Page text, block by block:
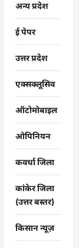
अन्य प्रदेश
ई पेपर
उत्तर प्रदेश
एक्सक्लूसिव
ऑटोमोबाइल
ओपिनियन
कवर्धा जिला
कांकेर जिला
(उत्तर बस्तर)
किसान न्यूज़